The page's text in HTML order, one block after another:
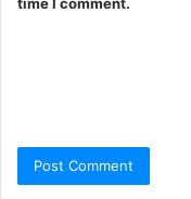
time I comment.